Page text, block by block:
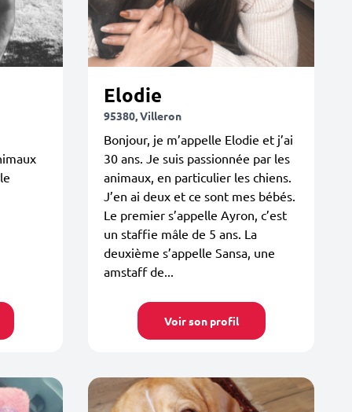
Elodie
95380, Villeron
Bonjour, je m’appelle Elodie et j’ai
30 ans. Je suis passionnée par les
animaux, en particulier les chiens.
J’en ai deux et ce sont mes bébés.
Le premier s’appelle Ayron, c’est
un staffie mâle de 5 ans. La
deuxième s’appelle Sansa, une
amstaff de...
Voir son profil